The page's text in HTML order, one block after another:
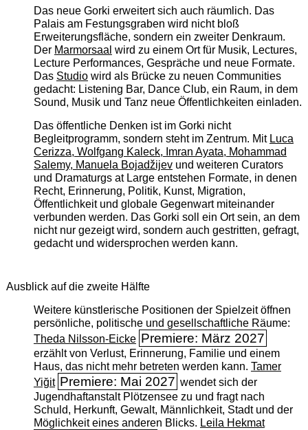
Das neue Gorki erweitert sich auch räumlich. Das
Palais am Festungsgraben wird nicht bloß
Erweiterungsfläche, sondern ein zweiter Denkraum.
Der Marmorsaal wird zu einem Ort für Musik, Lectures,
Lecture Performances, Gespräche und neue Formate.
Das Studiowird als Brücke zu neuen Communities
gedacht: Listening Bar, Dance Club, ein Raum, in dem
Sound, Musik und Tanz neue Öffentlichkeiten einladen.
Das öffentliche Denken ist im Gorki nicht
Begleitprogramm, sondern steht im Zentrum. Mit Luca
Cerizza, Wolfgang Kaleck, Imran Ayata, Mohammad
Salemy, Manuela Bojadžijevund weiteren Curators
und Dramaturgs at Large entstehen Formate, in denen
Recht, Erinnerung, Politik, Kunst, Migration,
Öffentlichkeit und globale Gegenwart miteinander
verbunden werden. Das Gorki soll ein Ort sein, an dem
nicht nur gezeigt wird, sondern auch gestritten, gefragt,
gedacht und widersprochen werden kann.
Ausblick auf die zweite Hälfte
Weitere künstlerische Positionen der Spielzeit öffnen
persönliche, politische und gesellschaftliche Räume:
Theda Nilsson-Eicke Premiere: März 2027
erzählt von Verlust, Erinnerung, Familie und einem
Haus, das nicht mehr betreten werden kann. Tamer
Yiğit Premiere: Mai 2027 wendet sich der
Jugendhaftanstalt Plötzensee zu und fragt nach
Schuld, Herkunft, Gewalt, Männlichkeit, Stadt und der
Möglichkeit eines anderen Blicks. Leila Hekmat